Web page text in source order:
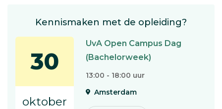
Kennismaken met de opleiding?
30
oktober
UvA Open Campus Dag
(Bachelorweek)
13:00 - 18:00 uur
Amsterdam